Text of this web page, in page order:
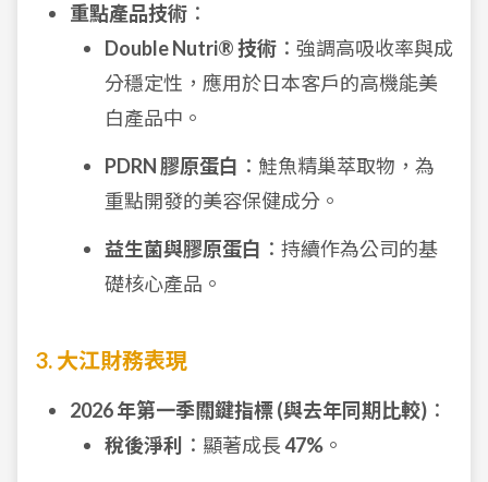
重點產品技術 ：
Double Nutri® 技術 ：強調高吸收率與成
分穩定性，應用於日本客戶的高機能美
白產品中。
PDRN 膠原蛋白 ：鮭魚精巢萃取物，為
重點開發的美容保健成分。
益生菌與膠原蛋白 ：持續作為公司的基
礎核心產品。
3. 大江財務表現
2026 年第一季關鍵指標 (與去年同期比較) ：
稅後淨利
：顯著成長47% 。